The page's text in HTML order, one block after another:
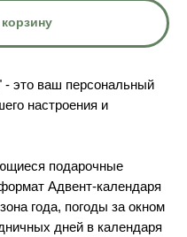
- это ваш персональный
настроения и
подарочные
Адвент-календаря
года, погоды за окном
дней в календаря